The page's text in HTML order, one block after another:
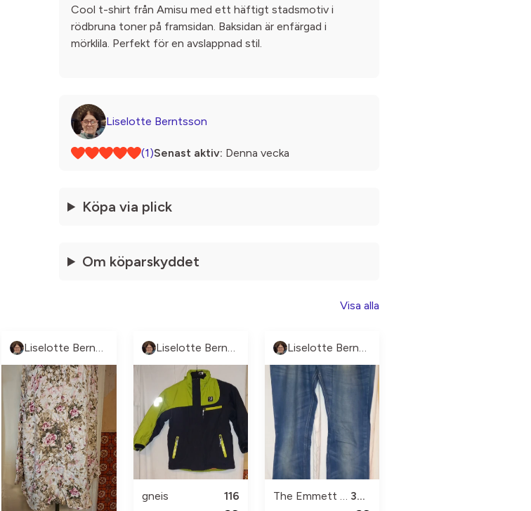
Cool t-shirt från Amisu med ett häftigt stadsmotiv i
rödbruna toner på framsidan. Baksidan är enfärgad i
mörklila. Perfekt för en avslappnad stil.
Liselotte Berntsson
(1)Senast aktiv: Denna vecka
Köpa via plick
Om köparskyddet
Visa alla
Liselotte Berntsson Liselotte Berntsson
gneis
116
Liselotte Berntsson
The Emmett Company
32/32